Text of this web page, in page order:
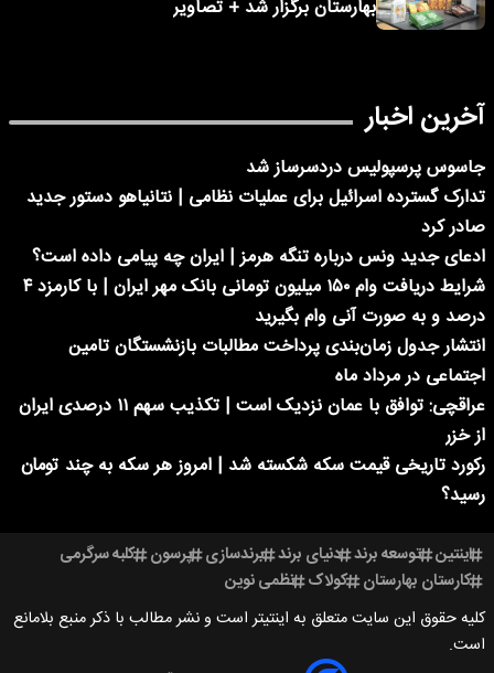
بهارستان برگزار شد + تصاویر
آخرین اخبار
جاسوس پرسپولیس دردسرساز شد
تدارک گسترده اسرائیل برای عملیات نظامی | نتانیاهو دستور جدید
صادر کرد
ادعای جدید ونس درباره تنگه هرمز | ایران چه پیامی داده است؟
شرایط دریافت وام ۱۵۰ میلیون تومانی بانک مهر ایران | با کارمزد ۴
درصد و به صورت آنی وام بگیرید
انتشار جدول زمان‌بندی پرداخت مطالبات بازنشستگان تامین
اجتماعی در مرداد ماه
عراقچی: توافق با عمان نزدیک است | تکذیب سهم ۱۱ درصدی ایران
از خزر
رکورد تاریخی قیمت سکه شکسته شد | امروز هر سکه به چند تومان
رسید؟
اینتین توسعه برند دنیای برند برندسازی پرسون کلبه سرگرمی
کارستان بهارستان کولاک نظمی نوین
کلیه حقوق این سایت متعلق به اینتیتر است و نشر مطالب با ذکر منبع بلامانع
است.